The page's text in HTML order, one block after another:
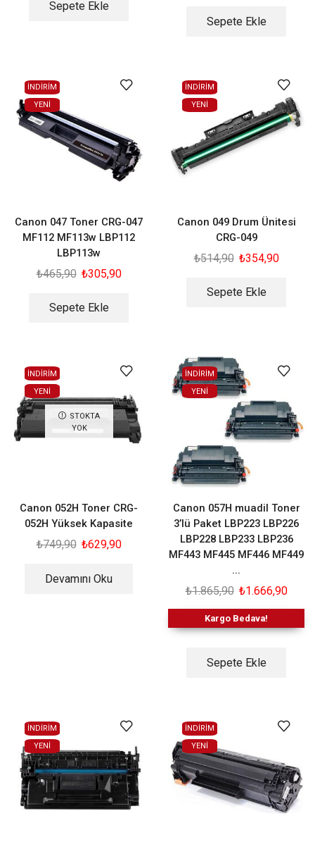
Sepete Ekle
Sepete Ekle
İNDİRİM
YENI
Canon 047 Toner CRG-047
MF112 MF113w LBP112
LBP113w
₺465,90 ₺305,90
Sepete Ekle
İNDİRİM
YENI
Canon 049 Drum Ünitesi
CRG-049
₺514,90 ₺354,90
Sepete Ekle
İNDİRİM
YENI
STOKTA
YOK
Canon 052H Toner CRG-
052H Yüksek Kapasite
₺749,90 ₺629,90
Devamını Oku
İNDİRİM
YENI
Canon 057H muadil Toner
3’lü Paket LBP223 LBP226
LBP228 LBP233 LBP236
MF443 MF445 MF446 MF449
...
₺1.865,90 ₺1.666,90
Kargo Bedava!
Sepete Ekle
İNDİRİM
YENI
İNDİRİM
YENI